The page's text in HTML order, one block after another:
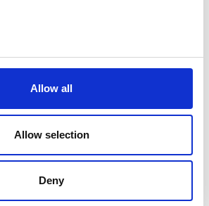
Allow all
Allow selection
Deny
fält är märkta*